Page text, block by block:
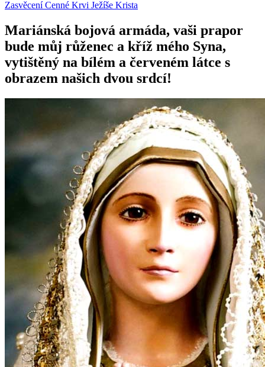
Zasvěcení Cenné Krvi Ježíše Krista
Mariánská bojová armáda, vaši prapor
bude můj růženec a kříž mého Syna,
vytištěný na bílém a červeném látce s
obrazem našich dvou srdcí!